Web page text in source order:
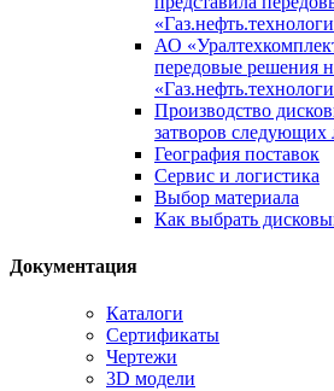
АО
передовые решения
Производство
затворов следующих
География поставок
Сервис и логистика
Выбор материала
Как выбрать
Документация
Каталоги
Сертификаты
Чертежи
3D модели